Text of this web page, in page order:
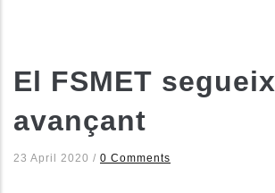
El FSMET segueix
avançant
23 April 2020 / 0 Comments